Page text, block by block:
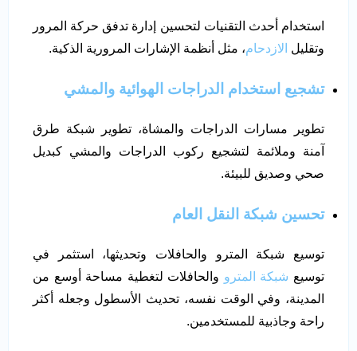
استخدام أحدث التقنيات لتحسين إدارة تدفق حركة المرور
وتقليل الازدحام، مثل أنظمة الإشارات المرورية الذكية.
تشجيع استخدام الدراجات الهوائية والمشي
تطوير مسارات الدراجات والمشاة، تطوير شبكة طرق
آمنة وملائمة لتشجيع ركوب الدراجات والمشي كبديل
صحي وصديق للبيئة.
تحسين شبكة النقل العام
توسيع شبكة المترو والحافلات وتحديثها، استثمر في
توسيع شبكة المترو والحافلات لتغطية مساحة أوسع من
المدينة، وفي الوقت نفسه، تحديث الأسطول وجعله أكثر
راحة وجاذبية للمستخدمين.